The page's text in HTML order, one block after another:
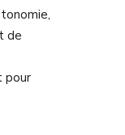
de
pour